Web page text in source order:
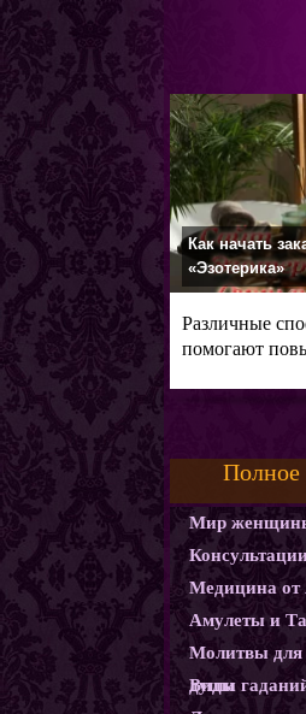
Как начать
«Эзотерика»
Различные
помогают
Полное
Мир
Медицина от
Амулеты и
Молитвы для
души
Виды